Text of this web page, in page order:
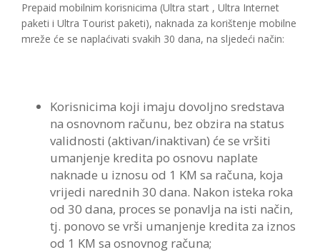
Prepaid mobilnim korisnicima (Ultra start , Ultra Internet
paketi i Ultra Tourist paketi), naknada za korištenje mobilne
mreže će se naplaćivati svakih 30 dana, na sljedeći način:
Korisnicima koji imaju dovoljno sredstava
na osnovnom računu, bez obzira na status
validnosti (aktivan/inaktivan) će se vršiti
umanjenje kredita po osnovu naplate
naknade u iznosu od 1 KM sa računa, koja
vrijedi narednih 30 dana. Nakon isteka roka
od 30 dana, proces se ponavlja na isti način,
tj. ponovo se vrši umanjenje kredita za iznos
od 1 KM sa osnovnog računa;